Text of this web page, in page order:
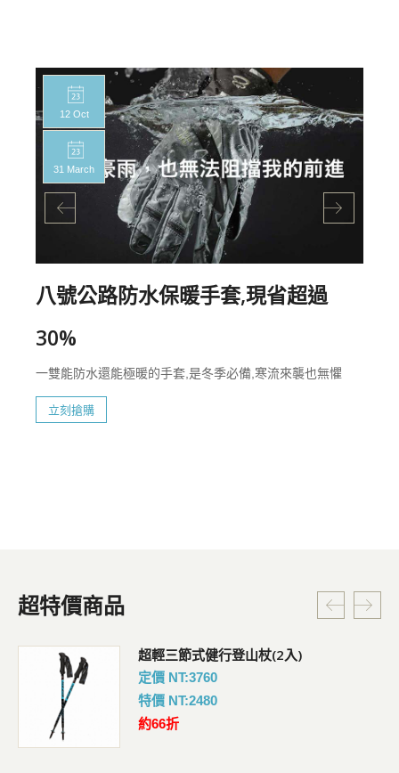
12 Oct
31 March
八號公路防水保暖手套,現省超過
30%
一雙能防水還能極暖的手套,是冬季必備,寒流來襲也無懼
立刻搶購
超特價商品
超輕三節式健行登山杖(2入)
定價 NT:3760
特價 NT:2480
約66折